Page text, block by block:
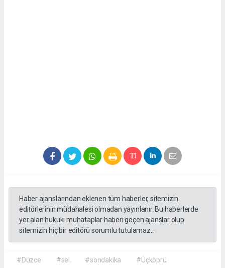
Haber ajanslarından eklenen tüm haberler, sitemizin
editörlerinin müdahalesi olmadan yayınlanır. Bu haberlerde
yer alan hukuki muhataplar haberi geçen ajanslar olup
sitemizin hiç bir editörü sorumlu tutulamaz...
#Düzce #sel #sondakika #Üçköprü